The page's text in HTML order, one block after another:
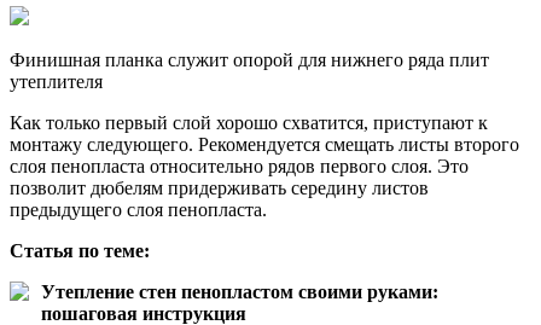
Финишная планка служит опорой для нижнего ряда плит
утеплителя
Как только первый слой хорошо схватится, приступают к
монтажу следующего. Рекомендуется смещать листы второго
слоя пенопласта относительно рядов первого слоя. Это
позволит дюбелям придерживать середину листов
предыдущего слоя пенопласта.
Статья по теме:
Утепление стен пенопластом своими руками:
пошаговая инструкция